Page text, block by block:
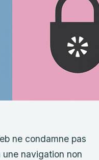
ne condamne pas
navigation non